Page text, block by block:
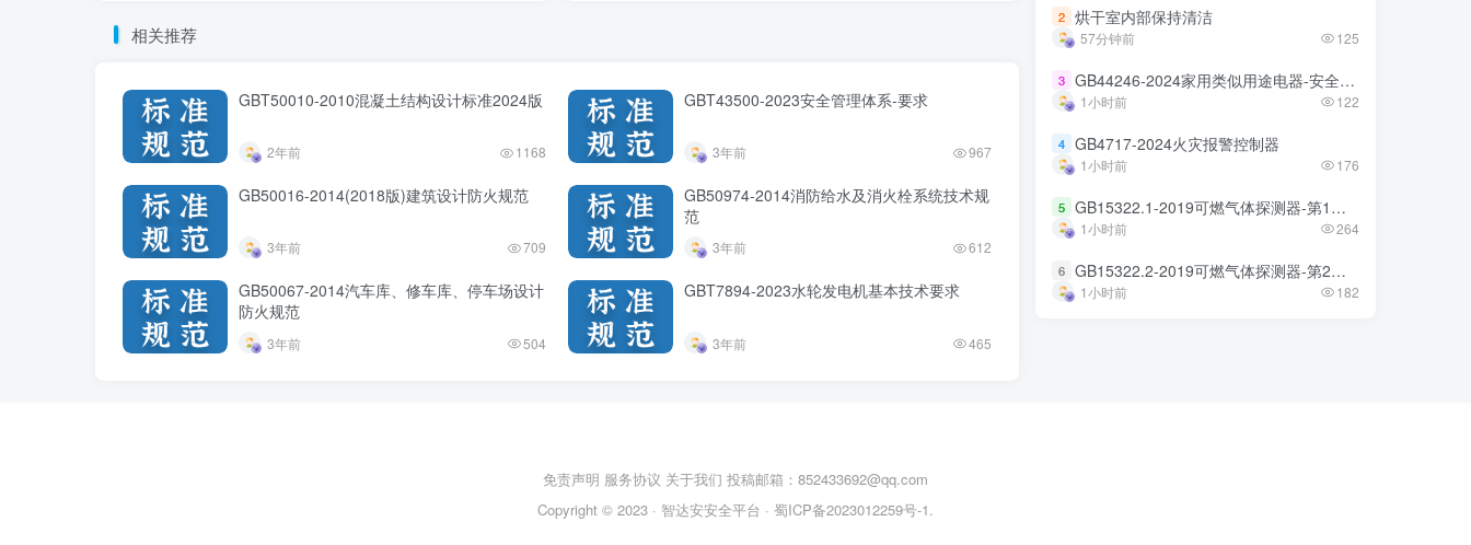
相关推荐
GBT50010-2010混凝土结构设计标准2024版
2年前 1168
GBT43500-2023安全管理体系-要求
3年前 967
GB50016-2014(2018版)建筑设计防火规范
3年前 709
GB50974-2014消防给水及消火栓系统技术规
范
3年前 612
GB50067-2014汽车库、修车库、停车场设计
防火规范
3年前 504
GBT7894-2023水轮发电机基本技术要求
3年前 465
2 烘干室内部保持清洁
57分钟前 125
3 GB44246-2024家用类似用途电器-安全技术规范
1小时前 122
4 GB4717-2024火灾报警控制器
1小时前 176
5 GB15322.1-2019可燃气体探测器-第1部分
1小时前 264
6 GB15322.2-2019可燃气体探测器-第2部分
1小时前 182
2 烘干室内部保持清洁
57分钟前 125
3 GB44246-2024家用类似用途电器-安全技术规范
1小时前 122
4 GB4717-2024火灾报警控制器
1小时前 176
5 GB15322.1-2019可燃气体探测器-第1部分
1小时前 264
6 GB15322.2-2019可燃气体探测器-第2部分
1小时前 182
免责声明 服务协议 关于我们 投稿邮箱：852433692@qq.com
Copyright © 2023 · 智达安安全平台 · 蜀ICP备2023012259号-1.